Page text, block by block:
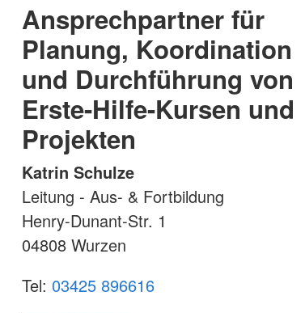
Ansprechpartner für
Planung, Koordination
und Durchführung von
Erste-Hilfe-Kursen und
Projekten
Katrin Schulze
Leitung - Aus- & Fortbildung
Henry-Dunant-Str. 1
04808 Wurzen
Tel: 03425 896616